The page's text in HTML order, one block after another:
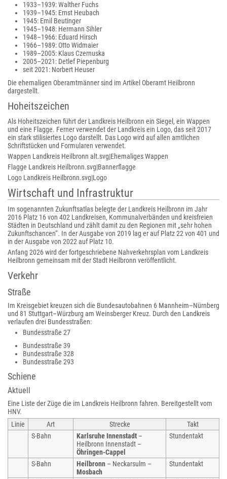
1933–1939: Walther Fuchs
1939–1945: Ernst Heubach
1945: Emil Beutinger
1945–1948: Hermann Sihler
1948–1966: Eduard Hirsch
1966–1989: Otto Widmaier
1989–2005: Klaus Czernuska
2005–2021: Detlef Piepenburg
seit 2021: Norbert Heuser
Die ehemaligen Oberamtmänner sind im Artikel Oberamt Heilbronn
dargestellt.
Hoheitszeichen
Als Hoheitszeichen führt der Landkreis Heilbronn ein Siegel, ein Wappen
und eine Flagge. Ferner verwendet der Landkreis ein Logo, das seit 2017
ein stark stilisiertes Logo darstellt. Das Logo wird auf allen amtlichen
Schriftstücken und Formularen verwendet.
Wappen Landkreis Heilbronn alt.svg|Ehemaliges Wappen
Flagge Landkreis Heilbronn.svg|Bannerflagge
Logo Landkreis Heilbronn.svg|Logo
Wirtschaft und Infrastruktur
Im sogenannten Zukunftsatlas belegte der Landkreis Heilbronn im Jahr
2016 Platz 16 von 402 Landkreisen, Kommunalverbänden und kreisfreien
Städten in Deutschland und zählt damit zu den Regionen mit „sehr hohen
Zukunftschancen“. In der Ausgabe von 2019 lag er auf Platz 22 von 401 und
in der Ausgabe von 2022 auf Platz 10.
Anfang 2026 wird der fortgeschriebene Nahverkehrsplan vom Landkreis
Heilbronn gemeinsam mit der Stadt Heilbronn veröffentlicht.
Verkehr
Straße
Im Kreisgebiet kreuzen sich die Bundesautobahnen 6 Mannheim–Nürnberg
und 81 Stuttgart–Würzburg am Weinsberger Kreuz. Durch den Landkreis
verlaufen drei Bundesstraßen:
Bundesstraße 27
Bundesstraße 39
Bundesstraße 328
Bundesstraße 293
Schiene
Aktuell
Eine Liste der Züge die im Landkreis Heilbronn fahren. Bereitgestellt vom
HNV.
Linie
Art Strecke
Takt
S-Bahn
Karlsruhe Innenstadt –
Heilbronn Innenstadt –
Öhringen-Cappel
Stundentakt
S-Bahn Heilbronn – Neckarsulm –
Mosbach
Stundentakt